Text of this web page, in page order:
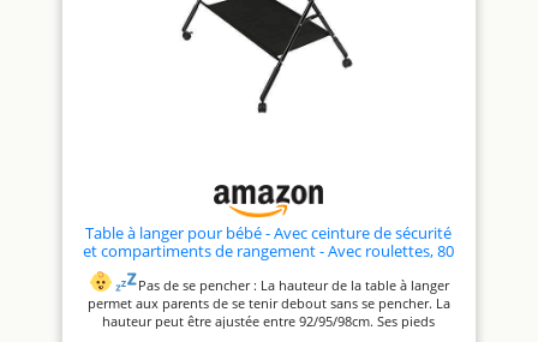
Table à langer pour bébé - Avec ceinture de sécurité
et compartiments de rangement - Avec roulettes, 80
Pas de se pencher : La hauteur de la table à langer
permet aux parents de se tenir debout sans se pencher. La
hauteur peut être ajustée entre 92/95/98cm. Ses pieds